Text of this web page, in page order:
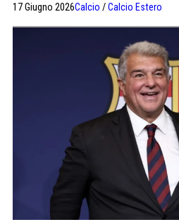
17 Giugno 2026Calcio /Calcio Estero